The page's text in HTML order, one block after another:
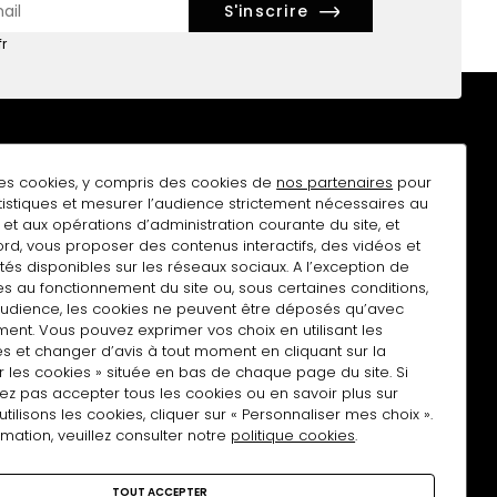
à la lettre d'actualités
Mise à disposition d'espace
cookies, y compris des cookies de nos partenaires pour
et mesurer l’audience strictement nécessaires au
aux opérations d’administration courante du site, et
vous proposer des contenus interactifs, des vidéos et
disponibles sur les réseaux sociaux. A l’exception de
au fonctionnement du site ou, sous certaines conditions,
les cookies ne peuvent être déposés qu’avec
Vous pouvez exprimer vos choix en utilisant les
et changer d’avis à tout moment en cliquant sur la
les cookies » située en bas de chaque page du site. Si
pas accepter tous les cookies ou en savoir plus sur
les cookies, cliquer sur « Personnaliser mes choix ».
veuillez consulter notre politique cookies.
TOUT ACCEPTER